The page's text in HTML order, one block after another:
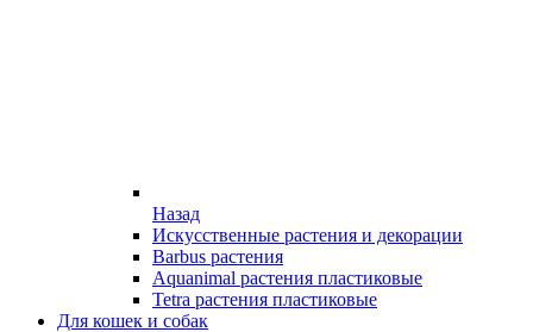
Назад
Искусственные растения и декорации
Barbus растения
Aquanimal растения пластиковые
Tetra растения пластиковые
Для кошек и собак